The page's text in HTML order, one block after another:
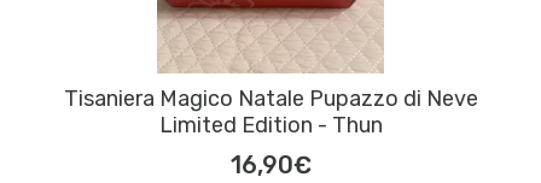
Tisaniera Magico Natale Pupazzo di Neve
Limited Edition - Thun
16,90€